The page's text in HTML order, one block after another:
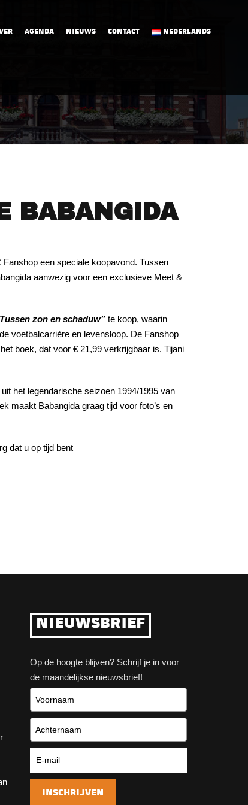
AGENDA NIEUWS CONTACT NEDERLANDS
BABANGIDA
een speciale koopavond. Tussen
aanwezig voor een exclusieve Meet &
zon en schaduw”te koop, waarin
voetbalcarrière en levensloop. De Fanshop
boek, dat voor € 21,99 verkrijgbaar is. Tijani
het legendarische seizoen 1994/1995 van
maakt Babangida graag tijd voor foto’s en
dat u op tijd bent
NIEUWSBRIEF
Op de hoogte blijven? Schrijf je in voor
de maandelijkse nieuwsbrief!
INSCHRIJVEN